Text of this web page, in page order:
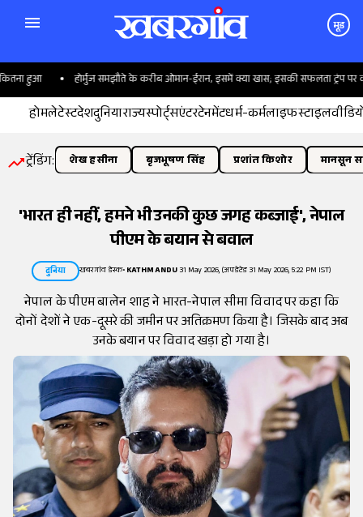
मूड
हुआ होर्मुज समझौते के करीब ओमान-ईरान, इसमें क्या खास; इसकी सफलता ट्रंप पर क्यों
होमलेटेस्टदेशदुनियाराज्यस्पोर्ट्सएंटरटेनमेंटधर्म-कर्मलाइफस्टाइल
ट्रेंडिंग: शेख हसीना बृजभूषण सिंह प्रशांत किशोर मानसून
'भारत ही नहीं, हमने भी उनकी कुछ जगह कब्जाई', नेपाल
पीएम के बयान से बवाल
दुनिया खबरगांव डेस्क•KATHMANDU31 May 2026, (अपडेटेड 31 May 2026, 5:22 PM IST)
नेपाल के पीएम बालेन शाह ने भारत-नेपाल सीमा विवाद पर कहा कि
दोनों देशों ने एक-दूसरे की जमीन पर अतिक्रमण किया है। जिसके बाद अब
उनके बयान पर विवाद खड़ा हो गया है।